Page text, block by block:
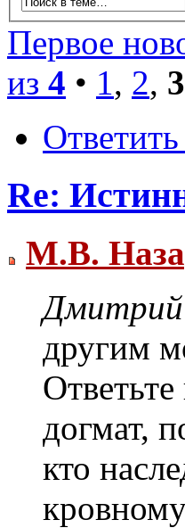
Первое
из 4 • 1, 2, 3
Re:
М.В.
Дмитрий
другим
догмат,
кто